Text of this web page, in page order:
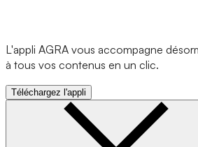
L'appli AGRA vous accompagne
à tous vos contenus en un clic.
Téléchargez l'appli